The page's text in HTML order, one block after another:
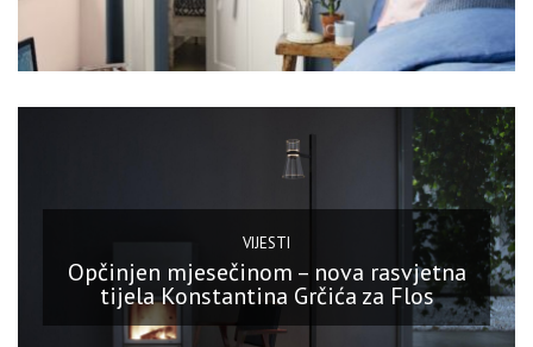
VIJESTI
Opčinjen mjesečinom – nova rasvjetna
tijela Konstantina Grčića za Flos